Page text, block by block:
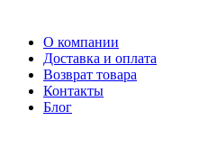
О компании
Доставка и оплата
Возврат товара
Контакты
Блог